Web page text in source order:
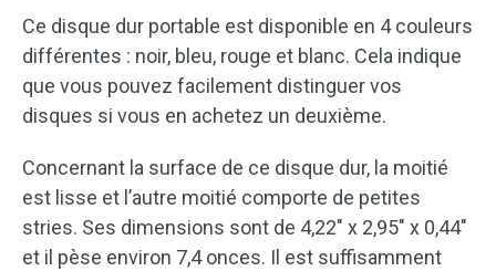
Ce disque dur portable est disponible en 4 couleurs
différentes : noir, bleu, rouge et blanc. Cela indique
que vous pouvez facilement distinguer vos
disques si vous en achetez un deuxième.
Concernant la surface de ce disque dur, la moitié
est lisse et l’autre moitié comporte de petites
stries. Ses dimensions sont de 4,22″ x 2,95″ x 0,44″
et il pèse environ 7,4 onces. Il est suffisamment